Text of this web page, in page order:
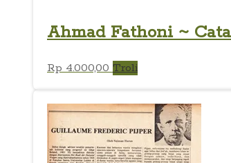
Ahmad Fathoni ~
Rp4.000,00 Troli